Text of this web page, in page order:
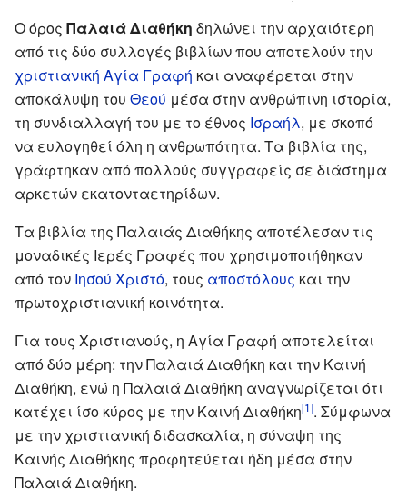
Ο όρος Παλαιά Διαθήκη δηλώνει την αρχαιότερη
από τις δύο συλλογές βιβλίων που αποτελούν την
χριστιανική Αγία Γραφή και αναφέρεται στην
αποκάλυψη του Θεού μέσα στην ανθρώπινη ιστορία,
τη συνδιαλλαγή του με το έθνος Ισραήλ, με σκοπό
να ευλογηθεί όλη η ανθρωπότητα. Τα βιβλία της,
γράφτηκαν από πολλούς συγγραφείς σε διάστημα
αρκετών εκατονταετηρίδων.
Τα βιβλία της Παλαιάς Διαθήκης αποτέλεσαν τις
μοναδικές Ιερές Γραφές που χρησιμοποιήθηκαν
από τον Ιησού Χριστό, τους αποστόλους και την
πρωτοχριστιανική κοινότητα.
Για τους Χριστιανούς, η Αγία Γραφή αποτελείται
από δύο μέρη: την Παλαιά Διαθήκη και την Καινή
Διαθήκη, ενώ η Παλαιά Διαθήκη αναγνωρίζεται ότι
κατέχει ίσο κύρος με την Καινή Διαθήκη[1]. Σύμφωνα
με την χριστιανική διδασκαλία, η σύναψη της
Καινής Διαθήκης προφητεύεται ήδη μέσα στην
Παλαιά Διαθήκη.